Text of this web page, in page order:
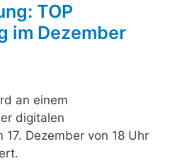
TOP
im Dezember
an einem
digitalen
17. Dezember von 18 Uhr